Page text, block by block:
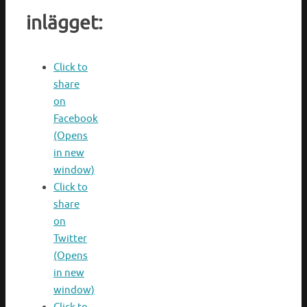
inlägget:
Click to
share
on
Facebook
(Opens
in new
window)
Click to
share
on
Twitter
(Opens
in new
window)